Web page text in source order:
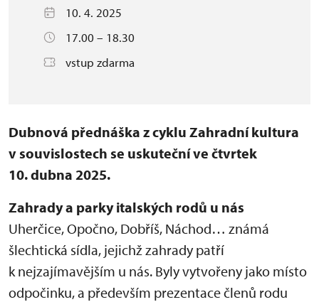
10. 4. 2025
17.00 – 18.30
vstup zdarma
Dubnová přednáška z cyklu Zahradní kultura
v souvislostech se uskuteční ve čtvrtek
10. dubna 2025.
Zahrady a parky italských rodů u nás
Uherčice, Opočno, Dobříš, Náchod… známá
šlechtická sídla, jejichž zahrady patří
k nejzajímavějším u nás. Byly vytvořeny jako místo
odpočinku, a především prezentace členů rodu